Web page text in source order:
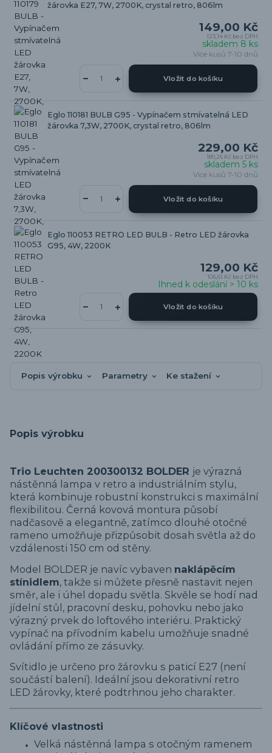
žárovka E27, 7W, 2700K, crystal retro, 806lm
149,00 Kč
123,14 Kč bez DPH
skladem 8 ks
Více kusů 7-10 dnů
Vložit do košíku
Eglo 110181 BULB G95 - Vypínačem stmívatelná LED
žárovka 7,3W, 2700K, crystal retro, 806lm
229,00 Kč
189,26 Kč bez DPH
skladem 5 ks
Více kusů 7-10 dnů
Vložit do košíku
Eglo 110053 RETRO LED BULB - Retro LED žárovka
G95, 4W, 2200K
129,00 Kč
106,61 Kč bez DPH
Ihned k odeslání > 10 ks
Vložit do košíku
Popis výrobku Parametry Ke stažení
Popis výrobku
Trio Leuchten 200300132 BOLDER je výrazná
nástěnná lampa v retro a industriálním stylu,
která kombinuje robustní konstrukci s maximální
flexibilitou. Černá kovová montura působí
nadčasově a elegantně, zatímco dlouhé otočné
rameno umožňuje přizpůsobit dosah světla až do
vzdálenosti 150 cm od stěny.
Model BOLDER je navíc vybaven naklápěcím
stínidlem, takže si můžete přesně nastavit nejen
směr, ale i úhel dopadu světla. Skvěle se hodí nad
jídelní stůl, pracovní desku, pohovku nebo jako
výrazný prvek do loftového interiéru. Praktický
vypínač na přívodním kabelu umožňuje snadné
ovládání přímo ze zásuvky.
Svítidlo je určeno pro žárovku s paticí E27 (není
součástí balení). Ideální jsou dekorativní retro
LED žárovky, které podtrhnou jeho charakter.
Klíčové vlastnosti
Velká nástěnná lampa s otočným ramenem